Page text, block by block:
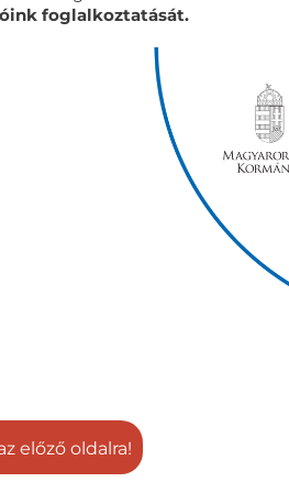
foglalkoztatását.
előző oldalra!